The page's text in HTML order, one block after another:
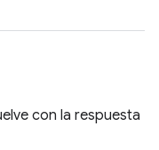
con la respuesta